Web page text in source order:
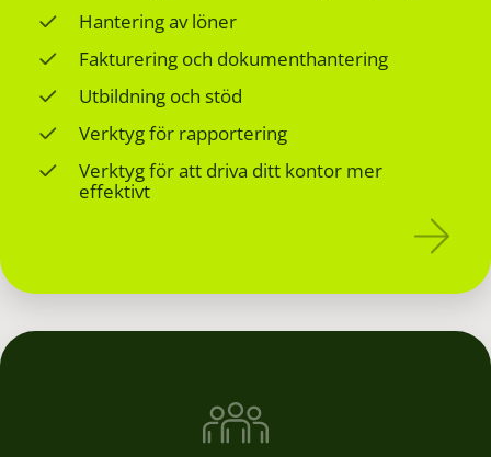
Hantering av löner
Fakturering och dokumenthantering
Utbildning och stöd
Verktyg för rapportering
Verktyg för att driva ditt kontor mer
effektivt